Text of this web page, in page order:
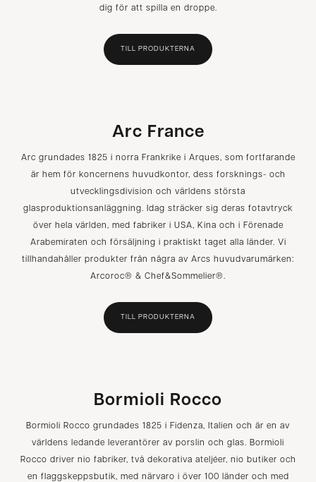
dig för att spilla en droppe.
TILL PRODUKTERNA
Arc France
Arc grundades 1825 i norra Frankrike i Arques, som fortfarande
är hem för koncernens huvudkontor, dess forsknings- och
utvecklingsdivision och världens största
glasproduktionsanläggning. Idag sträcker sig deras fotavtryck
över hela världen, med fabriker i USA, Kina och i Förenade
Arabemiraten och försäljning i praktiskt taget alla länder. Vi
tillhandahåller produkter från några av Arcs huvudvarumärken:
Arcoroc® & Chef&Sommelier®.
TILL PRODUKTERNA
Bormioli Rocco
Bormioli Rocco grundades 1825 i Fidenza, Italien och är en av
världens ledande leverantörer av porslin och glas. Bormioli
Rocco driver nio fabriker, två dekorativa ateljéer, nio butiker och
en flaggskeppsbutik, med närvaro i över 100 länder och med